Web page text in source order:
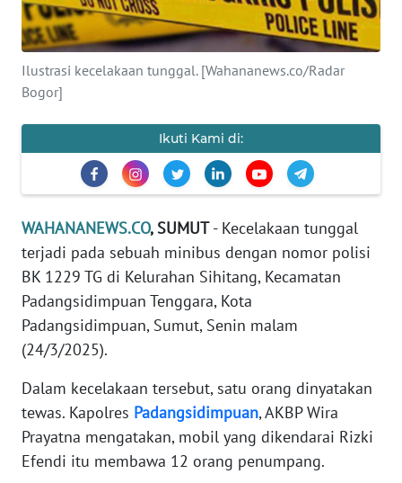
Ilustrasi kecelakaan tunggal. [Wahananews.co/Radar
Bogor]
Ikuti Kami di:
WAHANANEWS.CO, SUMUT- Kecelakaan tunggal
terjadi pada sebuah minibus dengan nomor polisi
BK 1229 TG di Kelurahan Sihitang, Kecamatan
Padangsidimpuan Tenggara, Kota
Padangsidimpuan, Sumut, Senin malam
(24/3/2025).
Dalam kecelakaan tersebut, satu orang dinyatakan
tewas. Kapolres Padangsidimpuan, AKBP Wira
Prayatna mengatakan, mobil yang dikendarai Rizki
Efendi itu membawa 12 orang penumpang.
INTERNASIONAL
SERBA-SERBI
OLAHRAGA
OPINI
EDITORIAL
Informasi
BERITA
KONTAK
KAMI